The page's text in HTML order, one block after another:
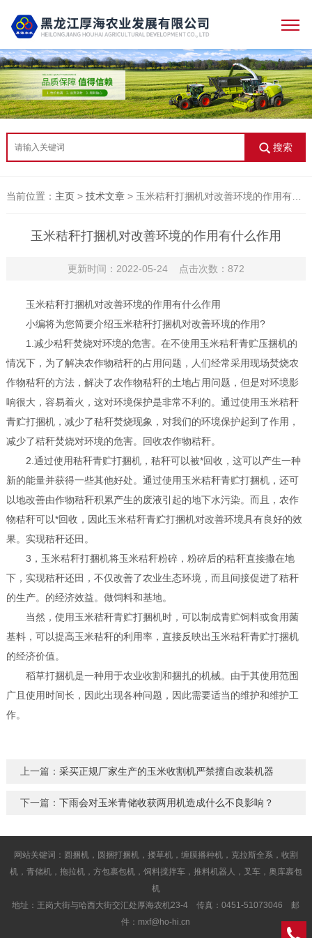
搜索
当前位置： 主页> 技术文章> 玉米秸秆打捆机对改善环境的作用有什么作用
玉米秸秆打捆机对改善环境的作用有什么作用
更新时间：2022-05-24 点击次数：872
玉米秸秆打捆机对改善环境的作用有什么作用
小编将为您简要介绍玉米秸秆打捆机对改善环境的作用?
1.减少秸秆焚烧对环境的危害。在不使用玉米秸秆青贮压捆机的
情况下，为了解决农作物秸秆的占用问题，人们经常采用现场焚烧农
作物秸秆的方法，解决了农作物秸秆的土地占用问题，但是对环境影
响很大，容易着火，这对环境保护是非常不利的。通过使用玉米秸秆
青贮打捆机，减少了秸秆焚烧现象，对我们的环境保护起到了作用，
减少了秸秆焚烧对环境的危害。回收农作物秸秆。
2.通过使用秸秆青贮打捆机，秸秆可以被*回收，这可以产生一种
新的能量并获得一些其他好处。通过使用玉米秸秆青贮打捆机，还可
以地改善由作物秸秆积累产生的废液引起的地下水污染。而且，农作
物秸秆可以*回收，因此玉米秸秆青贮打捆机对改善环境具有良好的效
果。实现秸秆还田。
3，玉米秸秆打捆机将玉米秸秆粉碎，粉碎后的秸秆直接撒在地
下，实现秸秆还田，不仅改善了农业生态环境，而且间接促进了秸秆
的生产。的经济效益。做饲料和基地。
当然，使用玉米秸秆青贮打捆机时，可以制成青贮饲料或食用菌
基料，可以提高玉米秸秆的利用率，直接反映出玉米秸秆青贮打捆机
的经济价值。
稻草打捆机是一种用于农业收割和捆扎的机械。由于其使用范围
广且使用时间长，因此出现各种问题，因此需要适当的维护和维护工
作。
上一篇： 采买正规厂家生产的玉米收割机严禁擅自改装机器
下一篇： 下雨会对玉米青储收获两用机造成什么不良影响？
网站关键词：圆捆机，圆捆打捆机，搂草机，缠膜播种机，克拉斯全系，收割
机，青储机，拖拉机，方包裹包机，饲料搅拌车，推料机器人，叉车，奥库裹包
机
地址：王岗大街与哈西大街交汇处厚海农机23-4 传真：0451-51073046 邮
件：mxf@ho-hi.cn